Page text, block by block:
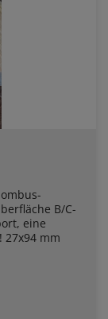
B/C-
eine
mm